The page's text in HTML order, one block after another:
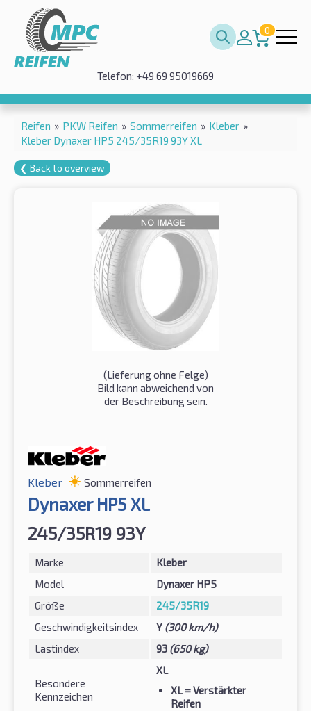
0
Telefon: +49 69 95019669
Reifen » PKW Reifen » Sommerreifen » Kleber »
Kleber Dynaxer HP5 245/35R19 93Y XL
❮ Back to overview
(Lieferung ohne Felge)
Bild kann abweichend von
der Beschreibung sein.
Kleber Sommerreifen
Dynaxer HP5 XL
245/35R19 93Y
Marke
Kleber
Model
Dynaxer HP5
Größe
245/35R19
Geschwindigkeitsindex
Y (300 km/h)
Lastindex
93 (650 kg)
Besondere
Kennzeichen
XL
XL= Verstärkter
Reifen